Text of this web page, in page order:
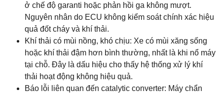
ở chế độ garanti hoặc phản hồi ga không mượt.
Nguyên nhân do ECU không kiểm soát chính xác hiệu
quả đốt cháy và khí thải.
Khí thải có mùi nồng, khó chịu: Xe có mùi xăng sống
hoặc khí thải đậm hơn bình thường, nhất là khi nổ máy
tại chỗ. Đây là dấu hiệu cho thấy hệ thống xử lý khí
thải hoạt động không hiệu quả.
Báo lỗi liên quan đến catalytic converter: Máy chẩn